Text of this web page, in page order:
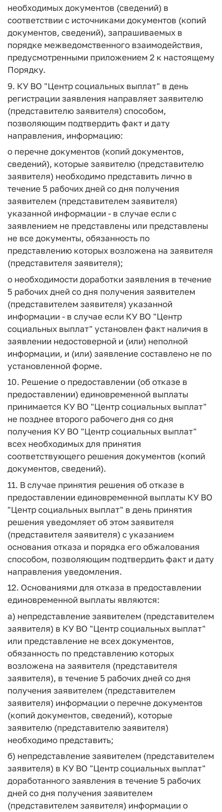
необходимых документов (сведений) в
соответствии с источниками документов (копий
документов, сведений), запрашиваемых в
порядке межведомственного взаимодействия,
предусмотренными приложением 2 к настоящему
Порядку.
9. КУ ВО "Центр социальных выплат" в день
регистрации заявления направляет заявителю
(представителю заявителя) способом,
позволяющим подтвердить факт и дату
направления, информацию:
о перечне документов (копий документов,
сведений), которые заявителю (представителю
заявителя) необходимо представить лично в
течение 5 рабочих дней со дня получения
заявителем (представителем заявителя)
указанной информации - в случае если с
заявлением не представлены или представлены
не все документы, обязанность по
представлению которых возложена на заявителя
(представителя заявителя);
о необходимости доработки заявления в течение
5 рабочих дней со дня получения заявителем
(представителем заявителя) указанной
информации - в случае если КУ ВО "Центр
социальных выплат" установлен факт наличия в
заявлении недостоверной и (или) неполной
информации, и (или) заявление составлено не по
установленной форме.
10. Решение о предоставлении (об отказе в
предоставлении) единовременной выплаты
принимается КУ ВО "Центр социальных выплат"
не позднее второго рабочего дня со дня
получения КУ ВО "Центр социальных выплат"
всех необходимых для принятия
соответствующего решения документов (копий
документов, сведений).
11. В случае принятия решения об отказе в
предоставлении единовременной выплаты КУ ВО
"Центр социальных выплат" в день принятия
решения уведомляет об этом заявителя
(представителя заявителя) с указанием
основания отказа и порядка его обжалования
способом, позволяющим подтвердить факт и дату
направления уведомления.
12. Основаниями для отказа в предоставлении
единовременной выплаты являются:
а) непредставление заявителем (представителем
заявителя) в КУ ВО "Центр социальных выплат"
или представление не всех документов,
обязанность по представлению которых
возложена на заявителя (представителя
заявителя), в течение 5 рабочих дней со дня
получения заявителем (представителем
заявителя) информации о перечне документов
(копий документов, сведений), которые
заявителю (представителю заявителя)
необходимо представить;
б) непредставление заявителем (представителем
заявителя) в КУ ВО "Центр социальных выплат"
доработанного заявления в течение 5 рабочих
дней со дня получения заявителем
(представителем заявителя) информации о